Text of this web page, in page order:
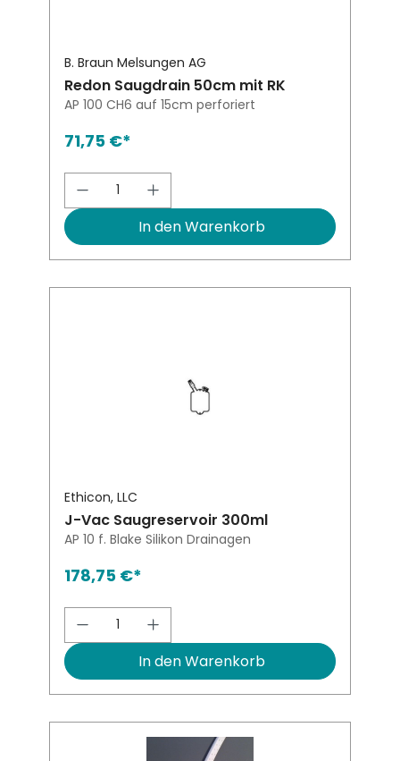
B. Braun Melsungen AG
Redon Saugdrain 50cm mit RK
AP 100 CH6 auf 15cm perforiert
71,75 €*
Produkt Anzahl: Gib den
In den Warenkorb
Ethicon, LLC
J-Vac Saugreservoir 300ml
AP 10 f. Blake Silikon Drainagen
178,75 €*
Produkt Anzahl: Gib den
In den Warenkorb